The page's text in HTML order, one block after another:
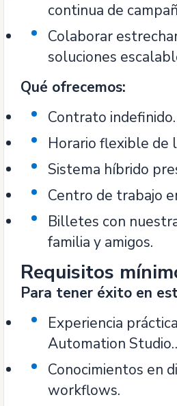
continua de
Colaborar
soluciones
Qué ofrecemos:
Contrato indefinido.
Horario flexible de
Sistema híbrido
Centro de trabajo
Billetes con
familia y amigos.
Requisitos
Para tener éxito en
Experiencia
Automation
Conocimientos en
workflows.